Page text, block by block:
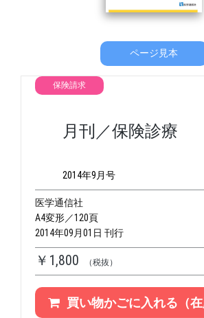
ページ見本
保険請求
月刊／保険診療
2014年9月号
医学通信社
A4変形／120頁
2014年09月01日 刊行
￥1,800 （税抜）
買い物かごに入れる（在